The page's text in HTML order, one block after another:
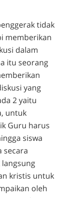
tidak
memberikan
dalam
itu seorang
yang
2 yaitu
untuk
Guru harus
siswa
secara
kristis untuk
oleh